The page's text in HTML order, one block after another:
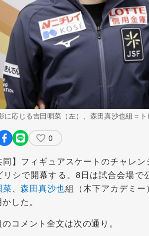
応じる吉田唄菜（左）、森田真沙也組＝ト
0
】フィギュアスケートのチャレ
リシで開幕する。8日は試合会場
菜、森田真沙也組（木下アカデミ
した。
コメント全文は次の通り。